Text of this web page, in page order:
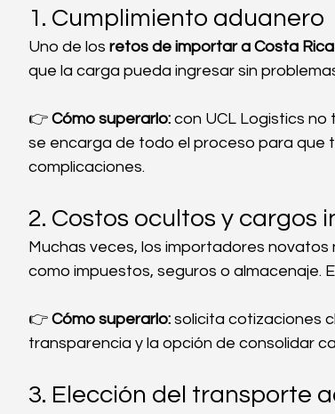
1. Cumplimiento aduanero
Uno de los retos de importar a Costa Rica
que la carga pueda ingresar sin
👉 Cómo superarlo: con UCL Logistics
se encarga de todo el proceso para que
complicaciones.
2. Costos ocultos y cargos
Muchas veces, los importadores
como impuestos, seguros o almacenaje.
👉 Cómo superarlo: solicita cotizaciones
transparencia y la opción de consolidar
3. Elección del transporte